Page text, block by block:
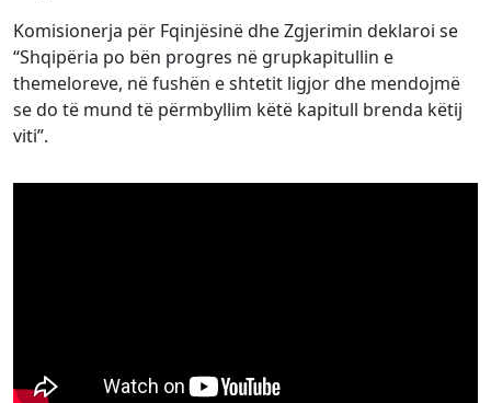
Komisionerja për Fqinjësinë dhe Zgjerimin deklaroi se
“Shqipëria po bën progres në grupkapitullin e
themeloreve, në fushën e shtetit ligjor dhe mendojmë
se do të mund të përmbyllim këtë kapitull brenda këtij
viti”.